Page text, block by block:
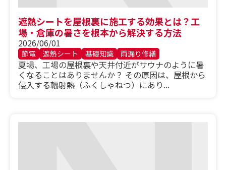
遮熱シートを屋根裏に施工する効果とは？工
場・倉庫の暑さを根本から解決する方法
2026/06/01
節電 遮熱シート 基礎知識 雨漏り修繕
夏場、工場の屋根裏や天井付近がサウナのように暑
くなることはありませんか？ その原因は、屋根から
侵入する輻射熱（ふくしゃねつ）にあり...